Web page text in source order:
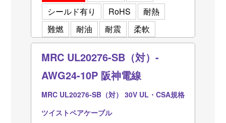
シールド有り
RoHS
耐熱
難燃
耐油 耐震 柔軟
MRC UL20276-SB（対）-
AWG24-10P 阪神電線
MRC UL20276-SB（対） 30V UL・CSA規格
ツイストペアケーブル